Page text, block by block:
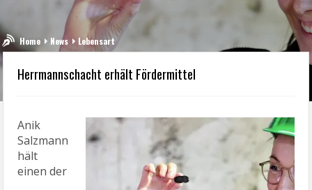
Home News Lebensart
Herrmannschacht erhält Fördermittel
Anik
Salzmann
hält
einen der